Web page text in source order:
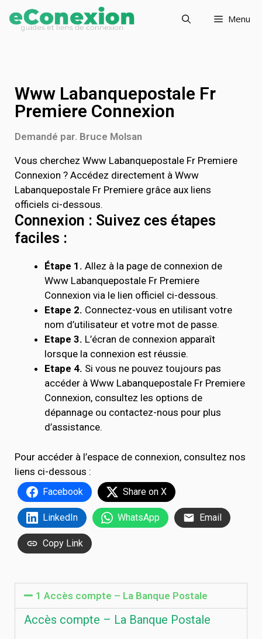
Menu
Www Labanquepostale Fr
Premiere Connexion
Demandé par. Bruce Molsan
Vous cherchez Www Labanquepostale Fr Premiere
Connexion ? Accédez directement à Www
Labanquepostale Fr Premiere grâce aux liens
officiels ci-dessous.
Connexion : Suivez ces étapes
faciles :
Étape 1. Allez à la page de connexion de
Www Labanquepostale Fr Premiere
Connexion via le lien officiel ci-dessous.
Etape 2. Connectez-vous en utilisant votre
nom d’utilisateur et votre mot de passe.
Etape 3. L’écran de connexion apparaît
lorsque la connexion est réussie.
Etape 4. Si vous ne pouvez toujours pas
accéder à Www Labanquepostale Fr Premiere
Connexion, consultez les options de
dépannage ou contactez-nous pour plus
d’assistance.
Pour accéder à l’espace de connexion, consultez nos
liens ci-dessous :
Facebook Share on X
LinkedIn WhatsApp Email
Copy Link
1 Accès compte – La Banque Postale
Accès compte – La Banque Postale